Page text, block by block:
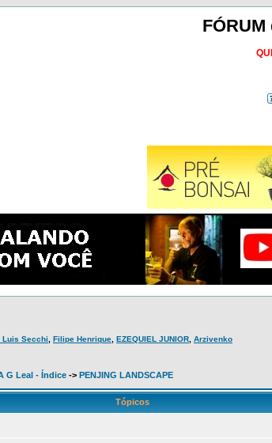
Luis Secchi Filipe Henrique EZEQUIEL JUNIOR Arzivenko
G Leal - Índice -> PENJING LANDSCAPE
Tópicos